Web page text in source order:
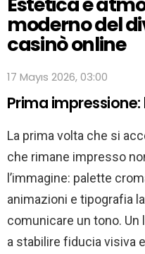
moderno del
casinò online
17 Mayıs 2026, 03:00
Prima
La prima volta che si
che rimane impresso
l’immagine: palette
animazioni e tipografia
comunicare un tono. Un
a stabilire fiducia visiva